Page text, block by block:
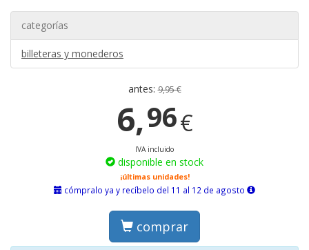
categorías
billeteras y monederos
antes:9,95 €
6,96€
IVA incluido
disponible en stock
¡últimas unidades!
cómpralo ya y recíbelo del 11 al 12 de agosto
comprar